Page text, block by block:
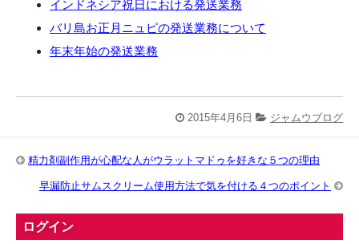
インドネシア祝日における発送業務
バリ島お正月ニュピの発送業務について
年末年始の発送業務
2015年4月6日 ジャムウブログ
精力剤副作用が心配な人がウラットマドゥを好きな５つの理由
早漏防止サムスクリーム使用方法で気を付ける４つのポイント
ログイン